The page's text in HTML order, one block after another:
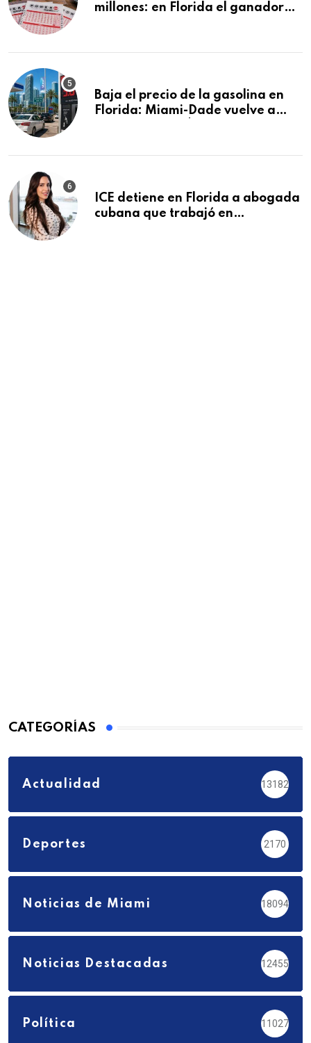
millones: en Florida el ganador
Baja el precio de la gasolina en
Florida: Miami-Dade vuelve a
ICE detiene en Florida a abogada
cubana que trabajó en
CATEGORÍAS
Actualidad 13182
Deportes 2170
Noticias de Miami 18094
Noticias Destacadas 12455
Política 11027